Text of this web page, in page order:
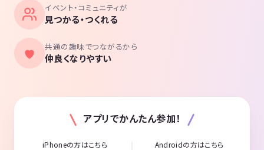
イベント・コミュニティが
見つかる・つくれる
共通の趣味でつながるから
仲良くなりやすい
アプリでかんたん参加！
iPhoneの方はこちら Androidの方はこちら